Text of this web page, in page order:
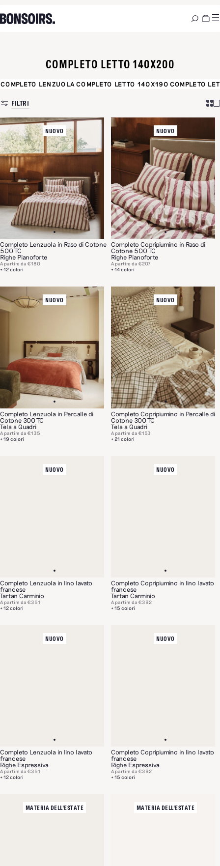
COMPLETO LETTO 140X200
COMPLETO LENZUOLA COMPLETO LETTO 140X190 COMPLETO
FILTRI
NUOVO
Completo Lenzuola in Raso di Cotone
500 TC
Righe Pianoforte
+ 12 colori
A partire da €180
NUOVO
Completo Copripiumino in Raso di
Cotone 500 TC
Righe Pianoforte
+ 14 colori
A partire da €207
NUOVO
Completo Lenzuola in Percalle di
Cotone 300 TC
Tela a Quadri
+ 19 colori
A partire da €135
NUOVO
Completo Copripiumino in Percalle di
Cotone 300 TC
Tela a Quadri
+ 21 colori
A partire da €153
NUOVO
Completo Lenzuola in lino lavato
francese
Tartan Carminio
+ 12 colori
A partire da €351
NUOVO
Completo Copripiumino in lino lavato
francese
Tartan Carminio
+ 15 colori
A partire da €392
NUOVO
Completo Lenzuola in lino lavato
francese
Righe Espressiva
+ 12 colori
A partire da €351
NUOVO
Completo Copripiumino in lino lavato
francese
Righe Espressiva
+ 15 colori
A partire da €392
MATERIA DELL'ESTATE MATERIA DELL'ESTATE